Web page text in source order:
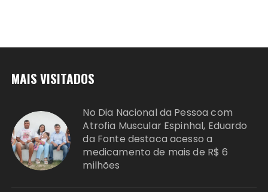
MAIS VISITADOS
No Dia Nacional da Pessoa com
Atrofia Muscular Espinhal, Eduardo
da Fonte destaca acesso a
medicamento de mais de R$ 6
milhões